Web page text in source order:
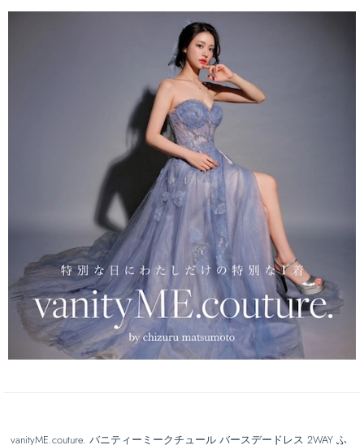
vanityME.couture. バニティーミークチュール バースデードレス 2WAY ふ